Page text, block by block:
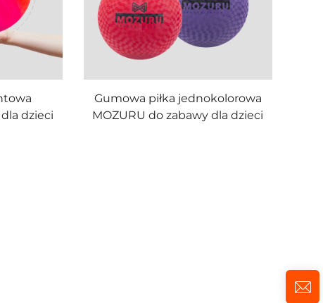
dzieci
Gumowa piłka jednokolorowa
MOZURU do zabawy dla dzieci